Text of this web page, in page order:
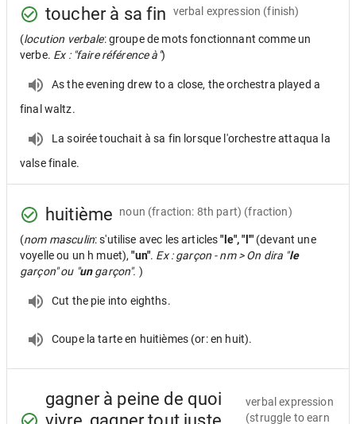
toucher à sa fin verbal expression (finish)
(locution verbale: groupe de mots fonctionnant comme un
verbe. Ex : "faire référence à")
As the evening drew to a close, the orchestra played a
final waltz.
La soirée touchait à sa fin lorsque l'orchestre attaqua la
valse finale.
huitième noun (fraction: 8th part) (fraction)
(nom masculin: s'utilise avec les articles"le", "l'" (devant une
voyelle ou un h muet),"un". Ex : garçon - nm > On dira "le
garçon" ou "ungarçon". )
Cut the pie into eighths.
Coupe la tarte en huitièmes (or: en huit).
gagner à peine de quoi
verbal expression
(struggle to earn